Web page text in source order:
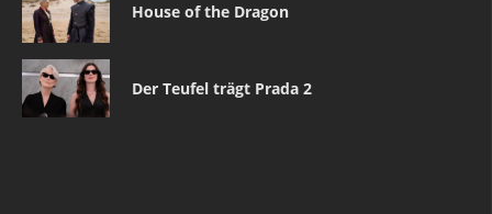
House of the Dragon
Der Teufel trägt Prada 2